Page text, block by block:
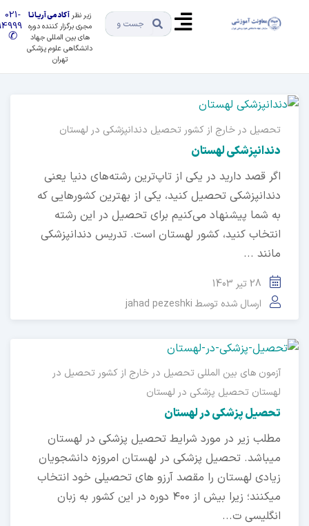
زیر نظرآکادمی آریـانـا
مجری برگزار کننده دوره
های بین المللی جهاد
دانشگاهی علوم پزشکی
021-
91494999
✆
تحصیل در خارج از کشورتحصیل دندانپزشکی در لهستان
دندانپزشکی لهستان
اگر قصد دارید در یکی از تاپ‌ترین رشته‌های دنیا یعنی
دندانپزشکی تحصیل کنید، یکی از بهترین کشورهایی که
به شما پیشنهاد می‌کنیم برای تحصیل در این رشته
انتخاب کنید، کشور لهستان است. تدریس دندانپزشکی
مانند ...
28 تیر 1403
ارسال شده توسطjahad pezeshki
آزمون های بین المللیتحصیل در خارج از کشورتحصیل در
لهستانتحصیل پزشکی در لهستان
تحصیل پزشکی در لهستان
مطلب زیر در مورد شرایط تحصیل پزشکی در لهستان
میباشد. تحصیل پزشکی در لهستان امروزه دانشجویان
زیادی لهستان را مقصد آرزو های تحصیلی خود انتخاب
میکنند؛ زیرا بیش از ۴۰۰ دوره در این کشور به زبان
انگلیسی ت...